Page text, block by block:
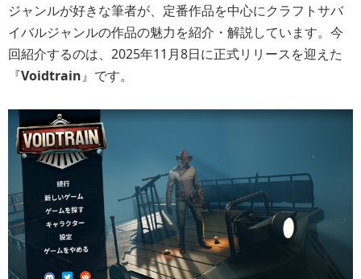
ジャンルが好きな筆者が、定番作品を中心にクラフトサバ
イバルジャンルの作品の魅力を紹介・解説しています。今
回紹介するのは、2025年11月8日に正式リリースを迎えた
『Voidtrain』です。